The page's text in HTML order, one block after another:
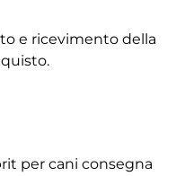
e ricevimento della
per cani consegna